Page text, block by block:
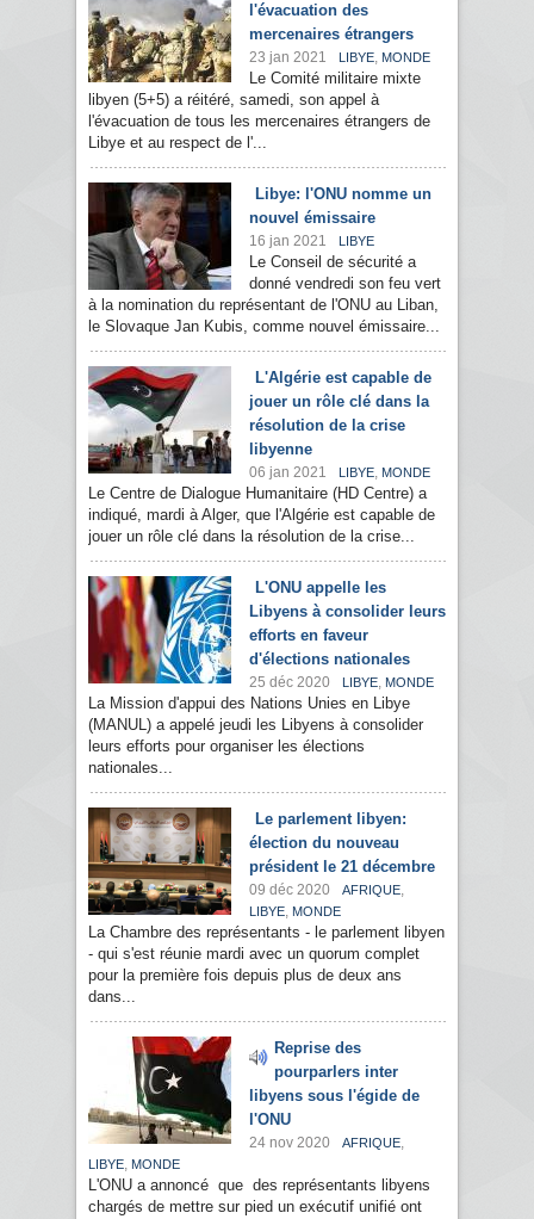
l'évacuation des
mercenaires étrangers
23 jan 2021 LIBYE, MONDE
Le Comité militaire mixte
libyen (5+5) a réitéré, samedi, son appel à
l'évacuation de tous les mercenaires étrangers de
Libye et au respect de l'...
Libye: l'ONU nomme un
nouvel émissaire
16 jan 2021 LIBYE
Le Conseil de sécurité a
donné vendredi son feu vert
à la nomination du représentant de l'ONU au Liban,
le Slovaque Jan Kubis, comme nouvel émissaire...
L'Algérie est capable de
jouer un rôle clé dans la
résolution de la crise
libyenne
06 jan 2021 LIBYE, MONDE
Le Centre de Dialogue Humanitaire (HD Centre) a
indiqué, mardi à Alger, que l'Algérie est capable de
jouer un rôle clé dans la résolution de la crise...
L'ONU appelle les
Libyens à consolider leurs
efforts en faveur
d'élections nationales
25 déc 2020 LIBYE, MONDE
La Mission d'appui des Nations Unies en Libye
(MANUL) a appelé jeudi les Libyens à consolider
leurs efforts pour organiser les élections
nationales...
Le parlement libyen:
élection du nouveau
président le 21 décembre
09 déc 2020 AFRIQUE,
LIBYE, MONDE
La Chambre des représentants - le parlement libyen
- qui s'est réunie mardi avec un quorum complet
pour la première fois depuis plus de deux ans
dans...
Reprise des
pourparlers inter
libyens sous l'égide de
l'ONU
24 nov 2020 AFRIQUE,
LIBYE, MONDE
L'ONU a annoncé que des représentants libyens
chargés de mettre sur pied un exécutif unifié ont